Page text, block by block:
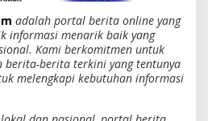
adalah portal berita online yang
informasi menarik baik yang
Kami berkomitmen untuk
berita-berita terkini yang tentunya
melengkapi kebutuhan informasi